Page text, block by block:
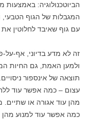
הביוטכנולוגיה: באמצעות
המגבלות של הגוף הטבעי,
עם גוף שאיבד לחלוטין את
זה לא מדע בדיוני, אף-על-
ולמען האמת, גם החיות
תוצאה של אינספור
עצום – כמה אפשר עוד
מהן עוד אגורה או
כמה אפשר עוד למנוע מהן